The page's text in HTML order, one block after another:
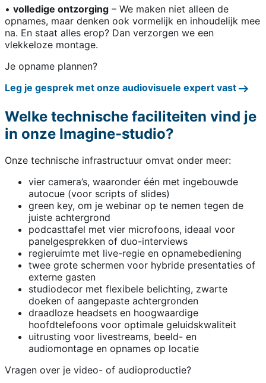
• volledige ontzorging – We maken niet alleen de
opnames, maar denken ook vormelijk en inhoudelijk mee
na. En staat alles erop? Dan verzorgen we een
vlekkeloze montage.
Je opname plannen?
Leg je gesprek met onze audiovisuele expert vast
Welke technische faciliteiten vind je
in onze Imagine-studio?
Onze technische infrastructuur omvat onder meer:
vier camera’s, waaronder één met ingebouwde
autocue (voor scripts of slides)
green key, om je webinar op te nemen tegen de
juiste achtergrond
podcasttafel met vier microfoons, ideaal voor
panelgesprekken of duo-interviews
regieruimte met live-regie en opnamebediening
twee grote schermen voor hybride presentaties of
externe gasten
studiodecor met flexibele belichting, zwarte
doeken of aangepaste achtergronden
draadloze headsets en hoogwaardige
hoofdtelefoons voor optimale geluidskwaliteit
uitrusting voor livestreams, beeld- en
audiomontage en opnames op locatie
Vragen over je video- of audioproductie?